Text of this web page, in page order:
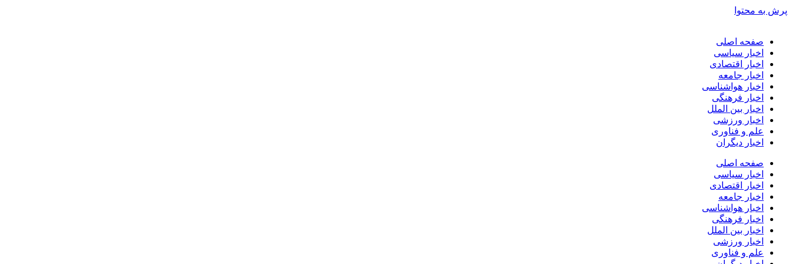
پرش به محتوا
صفحه اصلی
اخبار سیاسی
اخبار اقتصادی
اخبار جامعه
اخبار هواشناسی
اخبار فرهنگی
اخبار بین الملل
اخبار ورزشی
علم و فناوری
اخبار دیگران
صفحه اصلی
اخبار سیاسی
اخبار اقتصادی
اخبار جامعه
اخبار هواشناسی
اخبار فرهنگی
اخبار بین الملل
اخبار ورزشی
علم و فناوری